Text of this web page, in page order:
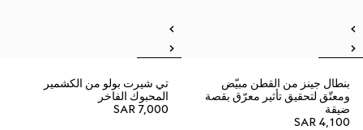
بنطال جينز من القطن مبيّض
ومعتّق لتحقيق تأثير معرّق بقصة
ضيقة
SAR 4,100
تي شيرت بولو من الكشمير
المحبوك الفاخر
SAR 7,000